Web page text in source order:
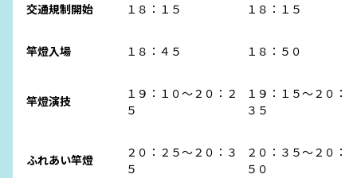
交通規制開始 １８：１５ １８：１５
竿燈入場 １８：４５ １８：５０
竿燈演技
１９：１０～２０：２
５
１９：１５～２０：
３５
ふれあい竿燈
２０：２５～２０：３
５
２０：３５～２０：
５０